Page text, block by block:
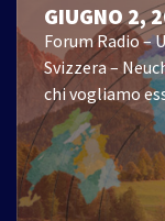
GIUGNO 2,
Forum Radio –
Svizzera –
chi vogliamo